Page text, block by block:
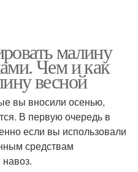
малину
Чем и как
весной
вы вносили осенью,
В первую очередь в
если вы использовали
средствам